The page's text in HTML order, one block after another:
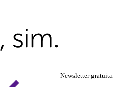
Newsletter gratuita